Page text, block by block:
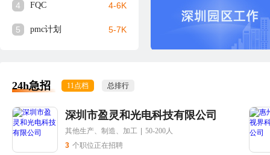
4 FQC 4-6K
5 pmc计划 5-7K
24h急招 11点档 总排行
深圳市盈灵和光电科技有限公司
其他生产、制造、加工
50-200人
3 个职位正在招聘